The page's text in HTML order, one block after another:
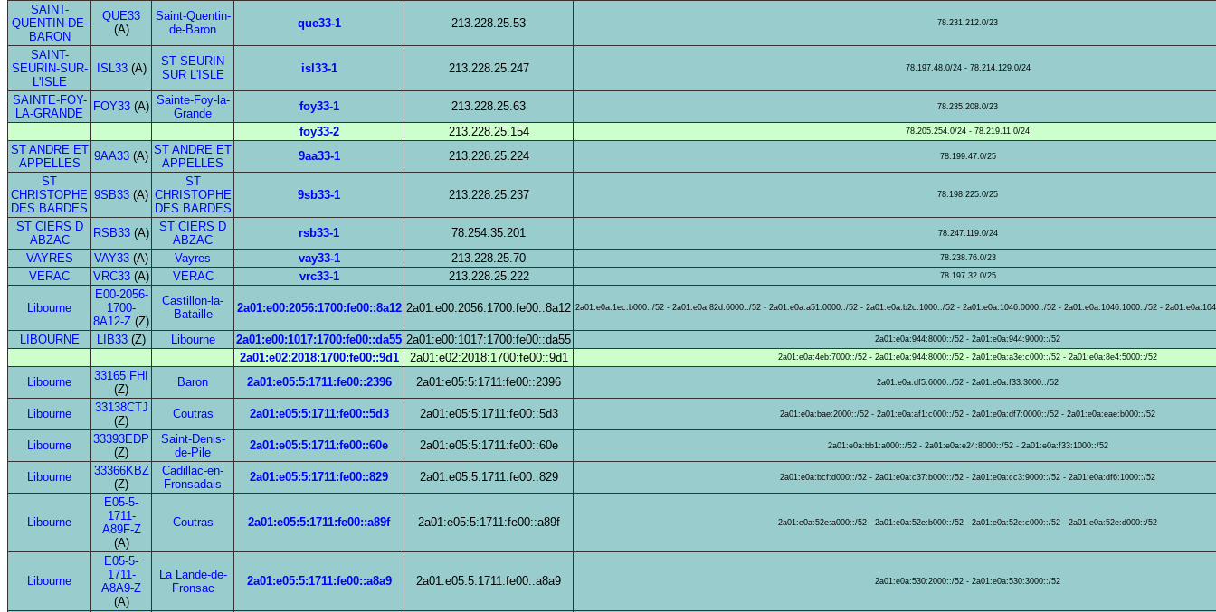
SAINT-
QUENTIN-DE-
BARON
QUE33
(A)
Saint-Quentin-
de-Baron
que33-1 213.228.25.53 78.231.212.0/23
SAINT-
SEURIN-SUR-
L'ISLE
ISL33(A)
ST SEURIN
SUR L'ISLE
isl33-1 213.228.25.247 78.197.48.0/24 - 78.214.129.0/24
SAINTE-FOY-
LA-GRANDE
FOY33 (A) Sainte-Foy-la-
Grande
foy33-1 213.228.25.63 78.235.208.0/23
foy33-2 213.228.25.154 78.205.254.0/24 - 78.219.11.0/24
ST ANDRE ET
APPELLES
9AA33 (A) ST ANDRE ET
APPELLES
9aa33-1 213.228.25.224 78.199.47.0/25
ST
CHRISTOPHE
DES BARDES
9SB33 (A)
ST
CHRISTOPHE
DES BARDES
9sb33-1 213.228.25.237 78.198.225.0/25
ST CIERS D
ABZAC
RSB33 (A)
ST CIERS D
ABZAC
rsb33-1 78.254.35.201 78.247.119.0/24
VAYRES VAY33 (A) Vayres vay33-1 213.228.25.70 78.238.76.0/23
VERAC VRC33 (A) VERAC vrc33-1 213.228.25.222 78.197.32.0/25
Libourne
E00-2056-
1700-
8A12-Z (Z)
Castillon-la-
Bataille
2a01:e00:2056:1700:fe00::8a12 2a01:e00:2056:1700:fe00::8a12 2a01:e0a:1ec:b000::/52 - 2a01:e0a:82d:6000::/52 - 2a01:e0a:a51:0000::/52 - 2a01:e0a:b2c:1000::/52 - 2a01:e0a:1046:0000::/52 - 2a01:e0a:1046:1000::/52 -
LIBOURNE LIB33 (Z) Libourne 2a01:e00:1017:1700:fe00::da55 2a01:e00:1017:1700:fe00::da55 2a01:e0a:944:8000::/52 - 2a01:e0a:944:9000::/52
2a01:e02:2018:1700:fe00::9d1 2a01:e02:2018:1700:fe00::9d1 2a01:e0a:4eb:7000::/52 - 2a01:e0a:944:8000::/52 - 2a01:e0a:a3e:c000::/52 - 2a01:e0a:8e4:5000::/52
Libourne
33165 FHI
(Z)
Baron 2a01:e05:5:1711:fe00::2396 2a01:e05:5:1711:fe00::2396 2a01:e0a:df5:6000::/52 - 2a01:e0a:f33:3000::/52
Libourne
33138CTJ
(Z)
Coutras 2a01:e05:5:1711:fe00::5d3 2a01:e05:5:1711:fe00::5d3 2a01:e0a:bae:2000::/52 - 2a01:e0a:af1:c000::/52 - 2a01:e0a:df7:0000::/52 - 2a01:e0a:eae:b000::/52
Libourne
33393EDP
(Z)
Saint-Denis-
de-Pile
2a01:e05:5:1711:fe00::60e 2a01:e05:5:1711:fe00::60e 2a01:e0a:bb1:a000::/52 - 2a01:e0a:e24:8000::/52 - 2a01:e0a:f33:1000::/52
Libourne
33366KBZ
(Z)
Cadillac-en-
Fronsadais
2a01:e05:5:1711:fe00::829 2a01:e05:5:1711:fe00::829 2a01:e0a:bcf:d000::/52 - 2a01:e0a:c37:b000::/52 - 2a01:e0a:cc3:9000::/52 - 2a01:e0a:df6:1000::/52
Libourne
E05-5-
1711-
A89F-Z
(A)
Coutras 2a01:e05:5:1711:fe00::a89f 2a01:e05:5:1711:fe00::a89f 2a01:e0a:52e:a000::/52 - 2a01:e0a:52e:b000::/52 - 2a01:e0a:52e:c000::/52 - 2a01:e0a:52e:d000::/52
Libourne
E05-5-
1711-
A8A9-Z
(A)
La Lande-de-
Fronsac
2a01:e05:5:1711:fe00::a8a9 2a01:e05:5:1711:fe00::a8a9 2a01:e0a:530:2000::/52 - 2a01:e0a:530:3000::/52